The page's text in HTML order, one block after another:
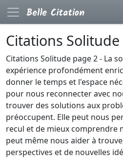
Citations Solitude
Citations Solitude page 2 - La
expérience profondément
donner le temps et l'espace
pour nous reconnecter avec
trouver des solutions aux
préoccupent. Elle peut nous
recul et de mieux comprendre
peut même nous aider à
perspectives et de nouvelles